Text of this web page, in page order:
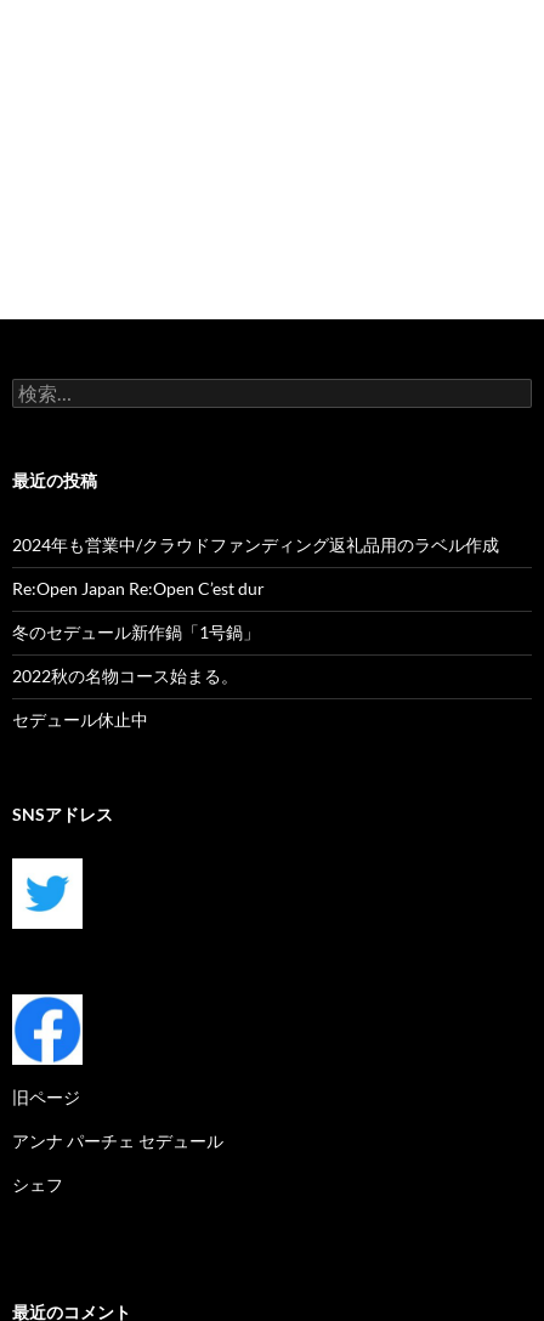
検
索:
最近の投稿
2024年も営業中/クラウドファンディング返礼品用のラベル作成
Re:Open Japan Re:Open C’est dur
冬のセデュール新作鍋「1号鍋」
2022秋の名物コース始まる。
セデュール休止中
SNSアドレス
旧ページ
アンナ パーチェ セデュール
シェフ
最近のコメント